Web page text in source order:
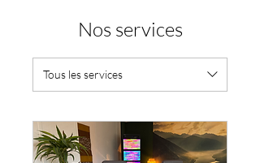
Nos services
Tous les services